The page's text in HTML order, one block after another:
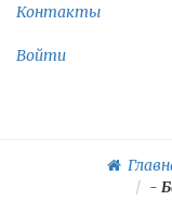
Контакты
Войти
-